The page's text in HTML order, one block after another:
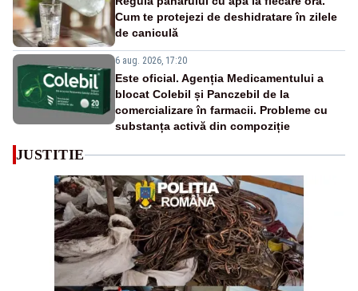
Cum te protejezi de deshidratare în zilele
de caniculă
6 aug. 2026, 17:20
Este oficial. Agenția Medicamentului a
blocat Colebil și Panczebil de la
comercializare în farmacii. Probleme cu
substanța activă din compoziție
JUSTITIE